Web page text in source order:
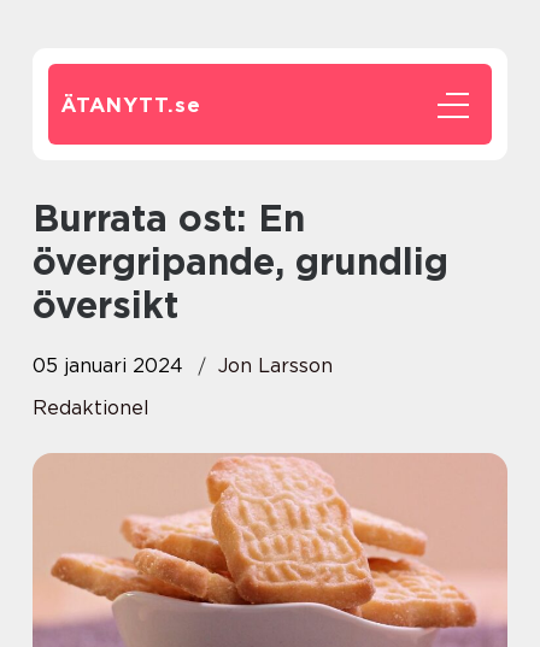
ÄTANYTT.se
Burrata ost: En
övergripande, grundlig
översikt
05 januari 2024
Jon Larsson
Redaktionel